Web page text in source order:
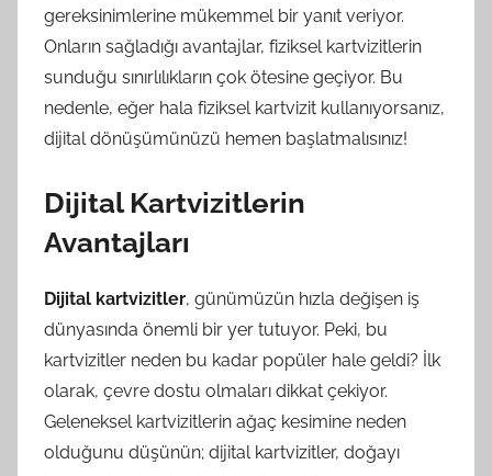
gereksinimlerine mükemmel bir yanıt veriyor.
Onların sağladığı avantajlar, fiziksel kartvizitlerin
sunduğu sınırlılıkların çok ötesine geçiyor. Bu
nedenle, eğer hala fiziksel kartvizit kullanıyorsanız,
dijital dönüşümünüzü hemen başlatmalısınız!
Dijital Kartvizitlerin
Avantajları
Dijital kartvizitler, günümüzün hızla değişen iş
dünyasında önemli bir yer tutuyor. Peki, bu
kartvizitler neden bu kadar popüler hale geldi? İlk
olarak, çevre dostu olmaları dikkat çekiyor.
Geleneksel kartvizitlerin ağaç kesimine neden
olduğunu düşünün; dijital kartvizitler, doğayı